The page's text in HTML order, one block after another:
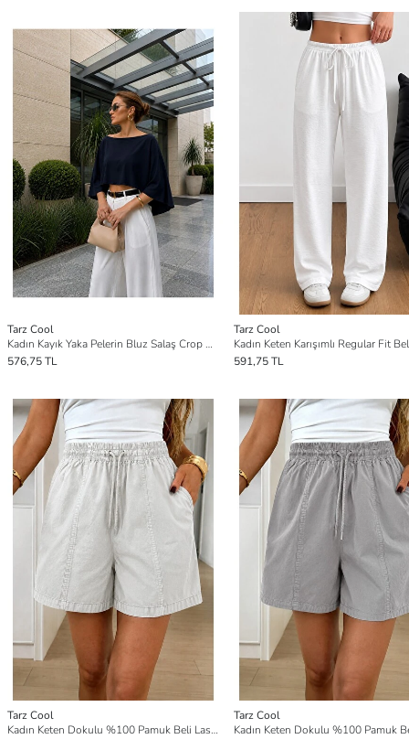
Tarz Cool
Kadın Kayık Yaka Pelerin Bluz Salaş Crop Bluz
576,75 TL
Tarz Cool
591,75 TL
Tarz Cool
Kadın Keten Dokulu %100 Pamuk Beli Lastikli Cepsiz Şort
Tarz Cool